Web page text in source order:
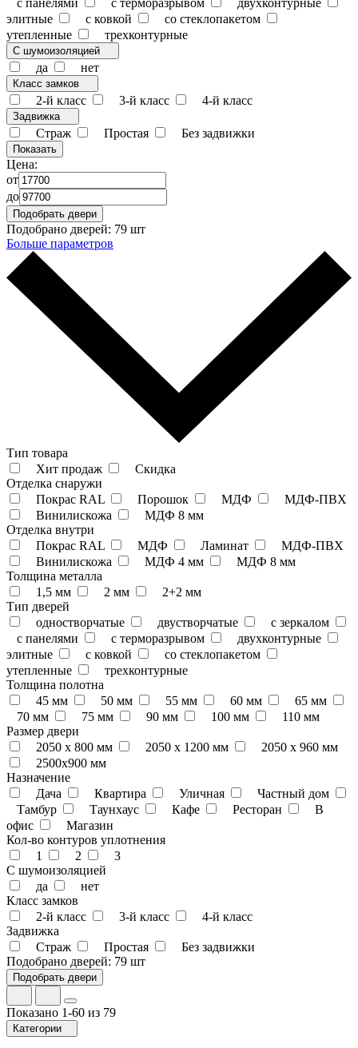
элитные
с ковкой
со стеклопакетом
утепленные
трехконтурные
С шумоизоляцией
да нет
Класс замков
2-й класс 3-й класс 4-й класс
Задвижка
Страж Простая Без задвижки
Цена:
от
до
Подобрано дверей: 79 шт
Больше параметров
Тип товара
Хит продаж
Скидка
Отделка снаружи
Покрас RAL
Порошок МДФ
МДФ-ПВХ
Винилискожа
МДФ 8 мм
Отделка внутри
Покрас RAL
МДФ Ламинат
МДФ-ПВХ
Винилискожа
МДФ 4 мм
МДФ 8 мм
Толщина металла
1,5 мм
2 мм
2+2 мм
Тип дверей
одностворчатые
двустворчатые
с зеркалом
с панелями
с терморазрывом
двухконтурные
элитные
с ковкой
со стеклопакетом
утепленные
трехконтурные
Толщина полотна
45 мм
50 мм 55 мм 60 мм
65 мм
70 мм
75 мм 90 мм 100 мм
110 мм
Размер двери
2050 x 800 мм
2050 x 1200 мм
2050 х 960 мм
2500х900 мм
Назначение
Дача
Квартира Уличная
Частный дом
Тамбур
Таунхаус Кафе Ресторан
В
офис
Магазин
Кол-во контуров уплотнения
1
2
3
С шумоизоляцией
да
нет
Класс замков
2-й класс
3-й класс
4-й класс
Задвижка
Страж
Простая
Без задвижки
Подобрано дверей: 79 шт
Показано 1-60 из 79
Категории